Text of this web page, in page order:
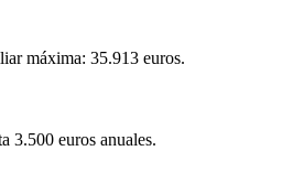
máxima: 35.913 euros.
3.500 euros anuales.